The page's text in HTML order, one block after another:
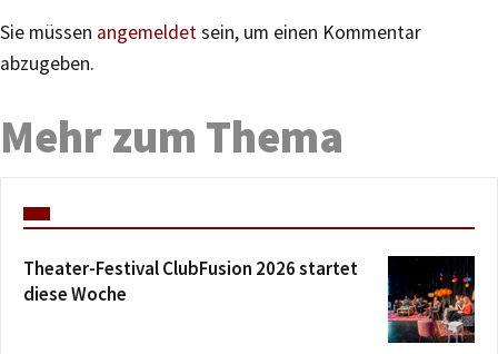
Sie müssen angemeldetsein, um einen Kommentar
abzugeben.
Mehr zum Thema
Theater-Festival ClubFusion 2026 startet
diese Woche